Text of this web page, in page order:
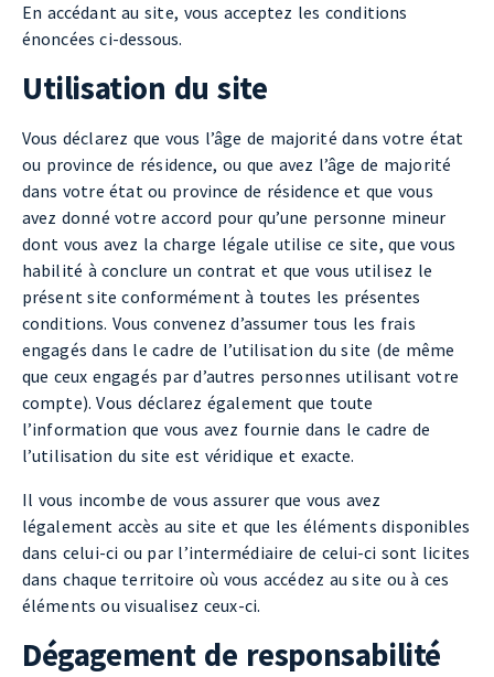
En accédant au site, vous acceptez les conditions
énoncées ci-dessous.
Utilisation du site
Vous déclarez que vous l’âge de majorité dans votre état
ou province de résidence, ou que avez l’âge de majorité
dans votre état ou province de résidence et que vous
avez donné votre accord pour qu’une personne mineur
dont vous avez la charge légale utilise ce site, que vous
habilité à conclure un contrat et que vous utilisez le
présent site conformément à toutes les présentes
conditions. Vous convenez d’assumer tous les frais
engagés dans le cadre de l’utilisation du site (de même
que ceux engagés par d’autres personnes utilisant votre
compte). Vous déclarez également que toute
l’information que vous avez fournie dans le cadre de
l’utilisation du site est véridique et exacte.
Il vous incombe de vous assurer que vous avez
légalement accès au site et que les éléments disponibles
dans celui-ci ou par l’intermédiaire de celui-ci sont licites
dans chaque territoire où vous accédez au site ou à ces
éléments ou visualisez ceux-ci.
Dégagement de responsabilité